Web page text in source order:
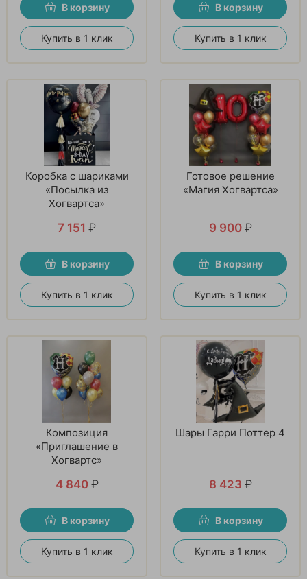
В корзину
Купить в 1 клик
В корзину
Купить в 1 клик
Коробка с шариками
«Посылка из
Хогвартса»
7 151 ₽
В корзину
Купить в 1 клик
Готовое решение
«Магия Хогвартса»
9 900 ₽
В корзину
Купить в 1 клик
Композиция
«Приглашение в
Хогвартс»
4 840 ₽
В корзину
Купить в 1 клик
Шары Гарри Поттер 4
8 423 ₽
В корзину
Купить в 1 клик